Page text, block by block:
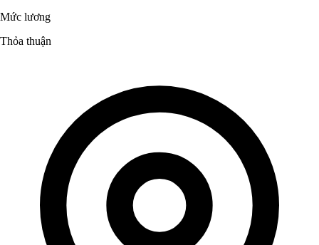
Mức lương
Thỏa thuận